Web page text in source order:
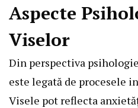
Aspecte
Viselor
Din perspectiva
este legată de procesele
Visele pot reflecta